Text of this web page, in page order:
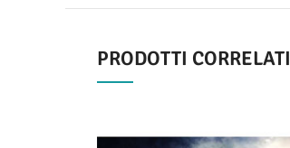
PRODOTTI CORRELATI